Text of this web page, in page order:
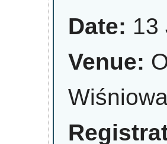
Date: 13
Venue: